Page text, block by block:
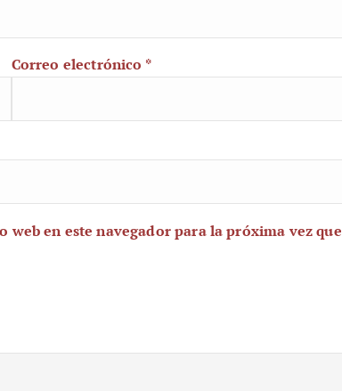
Correo electrónico *
en este navegador para la próxima vez que